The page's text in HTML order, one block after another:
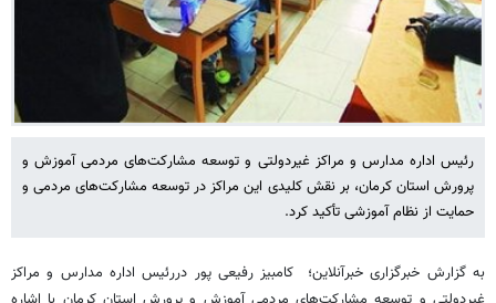
رئیس اداره مدارس و مراکز غیردولتی و توسعه مشارکت‌های مردمی آموزش و
پرورش استان کرمان، بر نقش کلیدی این مراکز در توسعه مشارکت‌های مردمی و
حمایت از نظام آموزشی تأکید کرد.
به گزارش خبرگزاری خبرآنلاین؛ کامبیز رفیعی پور دررئیس اداره مدارس و مراکز